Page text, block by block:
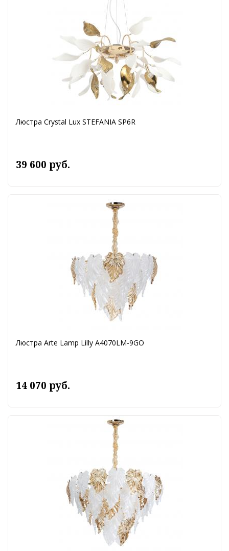
Люстра Crystal Lux STEFANIA SP6R
39 600 руб.
Люстра Arte Lamp Lilly A4070LM-9GO
14 070 руб.